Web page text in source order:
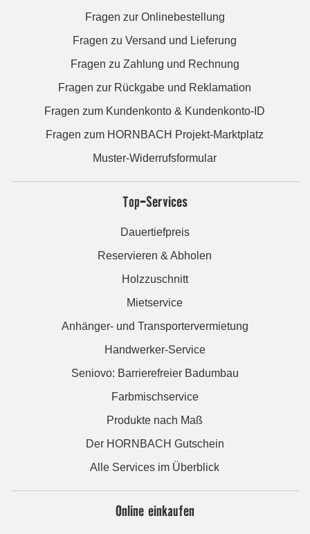
Fragen zur Onlinebestellung
Fragen zu Versand und Lieferung
Fragen zu Zahlung und Rechnung
Fragen zur Rückgabe und Reklamation
Fragen zum Kundenkonto & Kundenkonto-ID
Fragen zum HORNBACH Projekt-Marktplatz
Muster-Widerrufsformular
Top-Services
Dauertiefpreis
Reservieren & Abholen
Holzzuschnitt
Mietservice
Anhänger- und Transportervermietung
Handwerker-Service
Seniovo: Barrierefreier Badumbau
Farbmischservice
Produkte nach Maß
Der HORNBACH Gutschein
Alle Services im Überblick
Online einkaufen